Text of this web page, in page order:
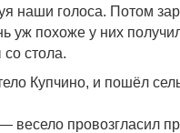
наши голоса. Потом
уж похоже у них
со стола.
Купчино, и пошёл
весело провозгласил